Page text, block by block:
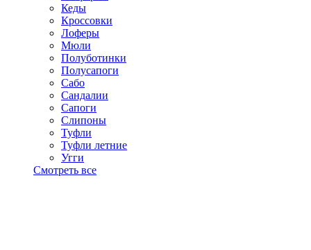
Кеды
Кроссовки
Лоферы
Мюли
Полуботинки
Полусапоги
Сабо
Сандалии
Сапоги
Слипоны
Туфли
Туфли летние
Угги
Смотреть все